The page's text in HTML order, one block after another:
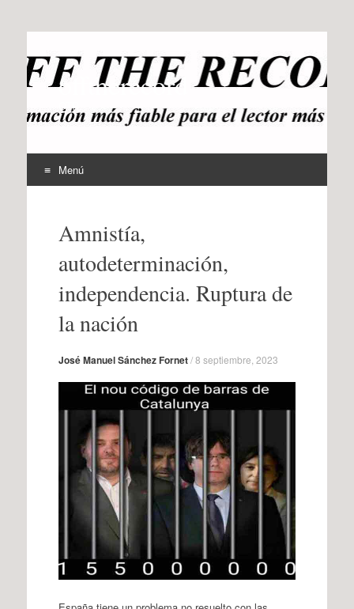
offtherecord
OTR
Menú
contenidoAmnistía,
autodeterminación,
independencia. Ruptura de
la nación
José Manuel Sánchez Fornet/8 septiembre, 2023